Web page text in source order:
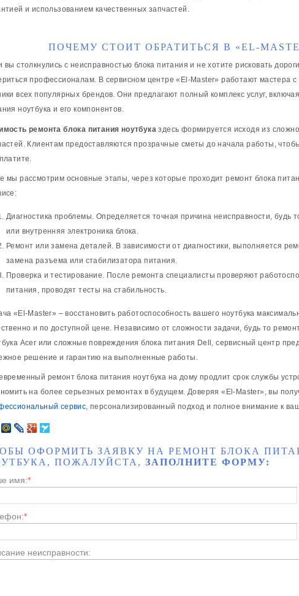
и использованием качественных запчастей.
ПОЧЕМУ СТОИТ ОБРАТИТЬСЯ В «EL-
вы столкнулись с неисправностью блока питания и не хотите рисковать
профессионалам. В сервисном центре «El-Master» работают мастера
всех популярных брендов. Они предлагают полный комплекс услуг,
ноутбука и его компонентов.
ремонта блока питания ноутбука здесь формируется исходя из
Клиентам предоставляются прозрачные сметы до начала работы,
мы рассмотрим основные этапы, через которые проходит ремонт блока
Диагностика проблемы. Определяется точная причина неисправности, будь
или внутренняя электроника блока.
Ремонт или замена деталей. В зависимости от диагностики, выполняется
замена разъема или стабилизатора питания.
Проверка и тестирование. После ремонта специалисты проверяют
питания, проводят тесты на стабильность.
«El-Master» – восстановить работоспособность вашего ноутбука
и по доступной цене. Независимо от сложности задачи, будь то
Acer или сложные повреждения блока питания Dell, сервисный центр
решение и гарантию на выполненные работы.
ремонт блока питания ноутбука на дому продлит срок службы
на более серьезных ремонтах в будущем. Доверяя «El-Master», вы
сервис, персонализированный подход и полное внимание к
ОФОРМИТЬ ЗАЯВКУ НА РЕМОНТ БЛОКА
ПОЖАЛУЙСТА, ЗАПОЛНИТЕ ФОРМУ:
имя:*
*
неисправности: